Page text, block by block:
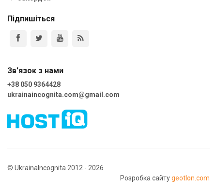
Підпишіться
Зв'язок з нами
+38 050 9364428
ukrainaincognita.com@gmail.com
© UkrainaIncognita 2012 - 2026
Розробка сайтуgeotlon.com